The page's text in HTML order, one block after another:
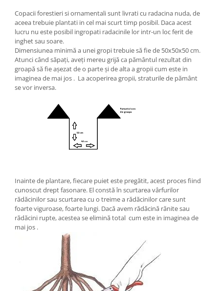
Copacii forestieri si ornamentali sunt livrati cu radacina nuda, de
aceea trebuie plantati in cel mai scurt timp posibil. Daca acest
lucru nu este posibil ingropati radacinile lor intr-un loc ferit de
inghet sau soare.
Dimensiunea minimă a unei gropi trebuie să fie de 50x50x50 cm.
Atunci când săpați, aveți mereu grijă ca pământul rezultat din
groapă să fie așezat de o parte și de alta a gropii cum este in
imaginea de mai jos . La acoperirea gropii, straturile de pământ
se vor inversa.
Inainte de plantare, fiecare puiet este pregătit, acest proces fiind
cunoscut drept fasonare. El constă în scurtarea vârfurilor
rădăcinilor sau scurtarea cu o treime a rădăcinilor care sunt
foarte viguroase, foarte lungi. Dacă avem rădăcină rănite sau
rădăcini rupte, acestea se elimină total cum este in imaginea de
mai jos .